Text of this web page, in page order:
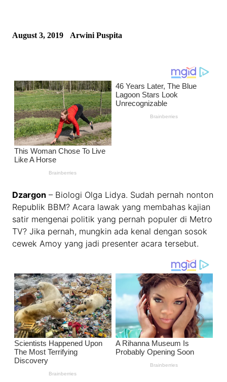
August 3, 2019 Arwini Puspita
Dzargon – Biologi Olga Lidya. Sudah pernah nonton
Republik BBM? Acara lawak yang membahas kajian
satir mengenai politik yang pernah populer di Metro
TV? Jika pernah, mungkin ada kenal dengan sosok
cewek Amoy yang jadi presenter acara tersebut.